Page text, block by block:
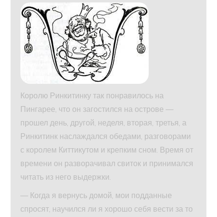
Королю Ринкитинку так понравилось на
Пингарее, что он загостился на острове —
прошел день, другой, неделя, вторая, третья, а
Ринкитинк наслаждался обедами, разговорами
с королем Киттикутом и крепким сном. Время от
времени он разворачивал свиток и принимался
читать из него выдержки.
— Когда я вернусь домой, мои подданные
спросят, научился ли я хорошо себя вести за то